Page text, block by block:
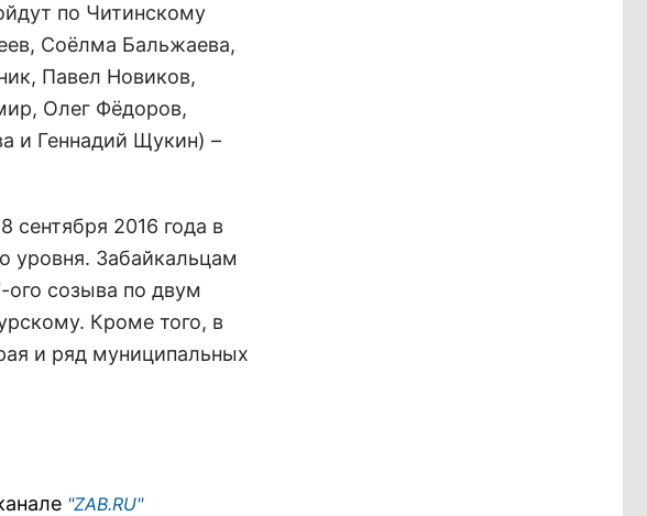
по Читинскому
Соёлма Бальжаева,
Павел Новиков,
Олег Фёдоров,
и Геннадий Щукин) –
сентября 2016 года в
уровня. Забайкальцам
созыва по двум
Кроме того, в
и ряд муниципальных
"ZAB.RU"